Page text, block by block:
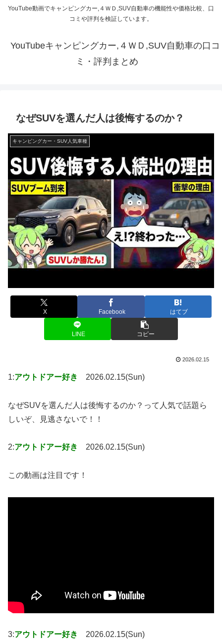
YouTube動画でキャンピングカー,４ＷＤ,SUV自動車の機能性や価格比較、口
コミや評判を検証しています。
YouTubeキャンピングカー,４ＷＤ,SUV自動車の口コ
ミ・評判まとめ
なぜSUVを選んだ人は後悔するのか？
キャンピングカー・SUV人気車種
X Facebook はてブ
LINE コピー
2026.02.15
1:アウトドアー好き 2026.02.15(Sun)
なぜSUVを選んだ人は後悔するのか？って人気で話題ら
しいぞ、見逃さないで！！
2:アウトドアー好き 2026.02.15(Sun)
この動画は注目です！
3:アウトドアー好き 2026.02.15(Sun)